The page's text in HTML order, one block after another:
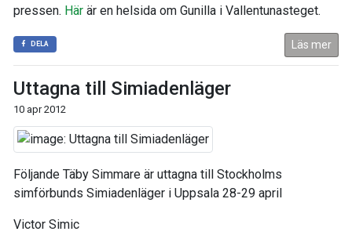
pressen. Här är en helsida om Gunilla i Vallentunasteget.
DELA Läs mer
Uttagna till Simiadenläger
10 apr 2012
Följande Täby Simmare är uttagna till Stockholms
simförbunds Simiadenläger i Uppsala 28-29 april
Victor Simic